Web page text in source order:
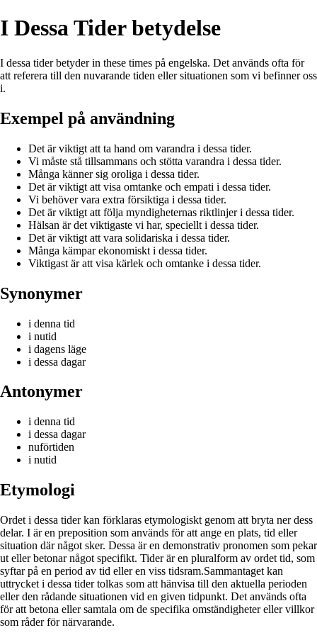
I Dessa Tider betydelse
I dessa tider betyder in these times på engelska. Det används ofta för
att referera till den nuvarande tiden eller situationen som vi befinner oss
i.
Exempel på användning
Det är viktigt att ta hand om varandra i dessa tider.
Vi måste stå tillsammans och stötta varandra i dessa tider.
Många känner sig oroliga i dessa tider.
Det är viktigt att visa omtanke och empati i dessa tider.
Vi behöver vara extra försiktiga i dessa tider.
Det är viktigt att följa myndigheternas riktlinjer i dessa tider.
Hälsan är det viktigaste vi har, speciellt i dessa tider.
Det är viktigt att vara solidariska i dessa tider.
Många kämpar ekonomiskt i dessa tider.
Viktigast är att visa kärlek och omtanke i dessa tider.
Synonymer
i denna tid
i nutid
i dagens läge
i dessa dagar
Antonymer
i denna tid
i dessa dagar
nuförtiden
i nutid
Etymologi
Ordet i dessa tider kan förklaras etymologiskt genom att bryta ner dess
delar. I är en preposition som används för att ange en plats, tid eller
situation där något sker. Dessa är en demonstrativ pronomen som pekar
ut eller betonar något specifikt. Tider är en pluralform av ordet tid, som
syftar på en period av tid eller en viss tidsram.Sammantaget kan
uttrycket i dessa tider tolkas som att hänvisa till den aktuella perioden
eller den rådande situationen vid en given tidpunkt. Det används ofta
för att betona eller samtala om de specifika omständigheter eller villkor
som råder för närvarande.